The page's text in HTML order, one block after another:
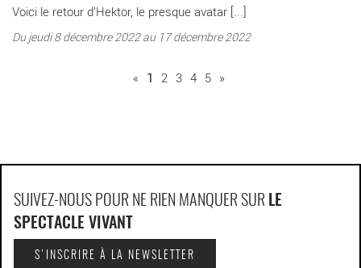
Voici le retour d’Hektor, le presque avatar [...]
Du jeudi 8 décembre 2022 au 17 décembre 2022
« 1 2 3 4 5 »
SUIVEZ-NOUS POUR NE RIEN MANQUER SUR LE
SPECTACLE VIVANT
S'INSCRIRE À LA NEWSLETTER